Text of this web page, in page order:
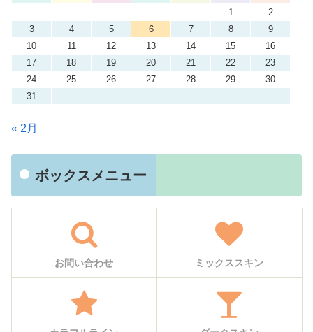
1
2
3
4 5 6 7 8
9
10
11 12 13 14 15
16
17
18 19 20 21 22
23
24
25 26 27 28 29
30
31
« 2月
ボックスメニュー
お問い合わせ ミックススキン